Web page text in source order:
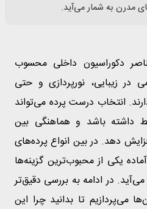
مدرن به شمار می‌آید.
دکوراسیون داخلی محسوب
زیبایی، نورپردازی و حتی
انتخاب درست پرده می‌تواند
داشته باشد و هماهنگی بین
دهد. در بین انواع پرده‌های
یکی از محبوب‌ترین گزینه‌ها
در ادامه به بررسی دقیق‌تر
می‌پردازیم تا بدانید چرا این